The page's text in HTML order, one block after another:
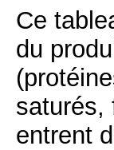
Ce
du
saturés,
entrent